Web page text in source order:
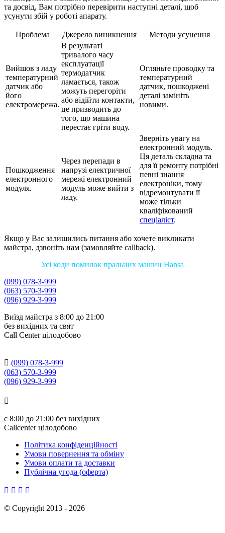
та досвід, Вам потрібно перевірити наступні деталі, щоб
усунути збій у роботі апарату.
Проблема Джерело виникнення Методи усунення
Вийшов з ладу
температурний
датчик або
його
електромережа.
В результаті
тривалого часу
експлуатації
термодатчик
ламається, також
можуть перегоріти
або відійти контакти,
це призводить до
того, що машина
перестає гріти воду.
Огляньте проводку та
температурний
датчик, пошкоджені
деталі замініть
новими.
Пошкодження
електронного
модуля.
Через перепади в
напрузі електричної
мережі електронний
модуль може вийти з
ладу.
Зверніть увагу на
електронний модуль.
Ця деталь складна та
для її ремонту потрібні
певні знання
електроніки, тому
відремонтувати її
може тільки
кваліфікований
спеціаліст.
Якщо у Вас залишились питання або хочете викликати
майстра, дзвоніть нам (замовляйте callback).
Усі коди помилок пральних машин Hansa
(099) 078-3-999
(063) 570-3-999
(096) 929-3-999
Виїзд майстра з 8:00 до 21:00
без вихідних та свят
Сall Сenter цілодобово
 (099) 078-3-999
(063) 570-3-999
(096) 929-3-999

с 8:00 до 21:00 без вихідних
Callcenter цілодобово
Політика конфіденційності
Умови повернення та обміну
Умови оплати та доставки
Публічна угода (оферта)
   
© Copyright 2013 - 2026